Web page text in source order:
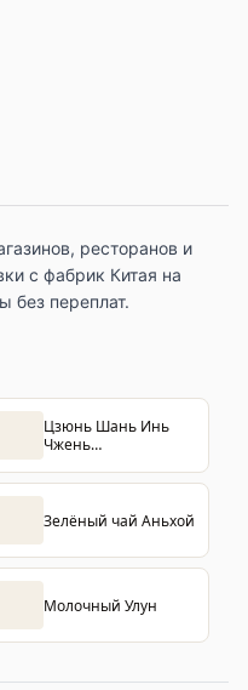
ресторанов и
с фабрик Китая на
без переплат.
Цзюнь Шань Инь
Чжень
Зелёный чай Аньхой
Молочный Улун